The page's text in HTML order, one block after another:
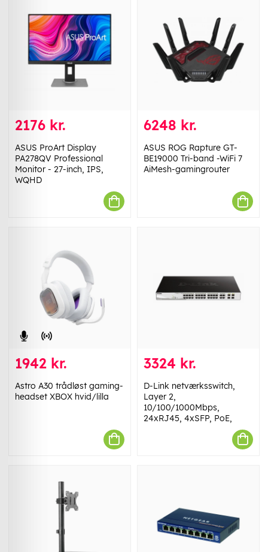
2176 kr.
ASUS ProArt Display
PA278QV Professional
Monitor - 27-inch, IPS,
WQHD
6248 kr.
ASUS ROG Rapture GT-
BE19000 Tri-band -WiFi 7
AiMesh-gamingrouter
1942 kr.
Astro A30 trådløst gaming-
headset XBOX hvid/lilla
3324 kr.
D-Link netværksswitch,
Layer 2,
10/100/1000Mbps,
24xRJ45, 4xSFP, PoE,